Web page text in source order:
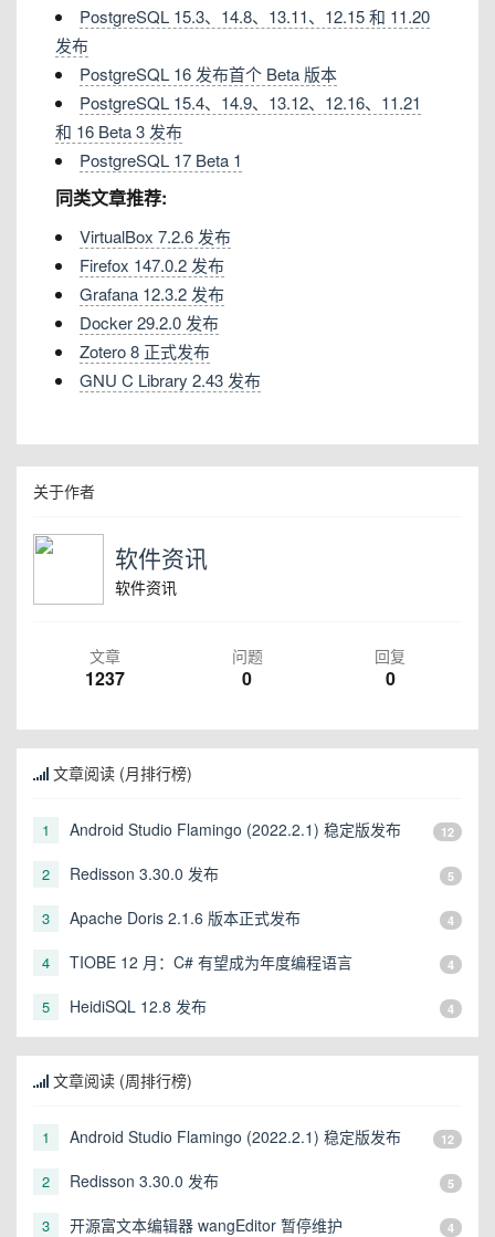
PostgreSQL 15.3、14.8、13.11、12.15 和 11.20
发布
PostgreSQL 16 发布首个 Beta 版本
PostgreSQL 15.4、14.9、13.12、12.16、11.21
和 16 Beta 3 发布
PostgreSQL 17 Beta 1
同类文章推荐:
VirtualBox 7.2.6 发布
Firefox 147.0.2 发布
Grafana 12.3.2 发布
Docker 29.2.0 发布
Zotero 8 正式发布
GNU C Library 2.43 发布
关于作者
软件资讯
软件资讯
文章
1237
问题
0
回复
0
文章阅读 (月排行榜)
1 Android Studio Flamingo (2022.2.1) 稳定版发布 12
2 Redisson 3.30.0 发布 5
3 Apache Doris 2.1.6 版本正式发布 4
4 TIOBE 12 月：C# 有望成为年度编程语言 4
5 HeidiSQL 12.8 发布 4
文章阅读 (周排行榜)
1 Android Studio Flamingo (2022.2.1) 稳定版发布 12
2 Redisson 3.30.0 发布 5
3 开源富文本编辑器 wangEditor 暂停维护 4